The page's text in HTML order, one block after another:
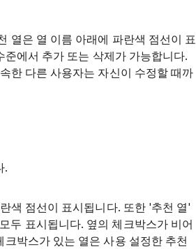
열은 열 이름 아래에 파란색 점선이 표
에서 추가 또는 삭제가 가능합니다.
한 다른 사용자는 자신이 수정할 때까
.
색 점선이 표시됩니다. 또한 '추천 열'
두 표시됩니다. 옆의 체크박스가 비어
박스가 있는 열은 사용 설정한 추천